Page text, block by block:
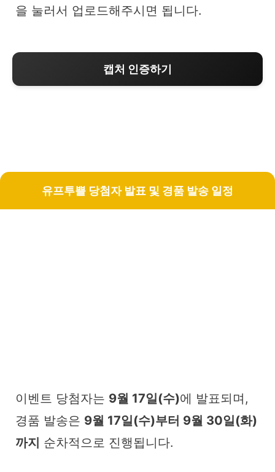
을 눌러서 업로드해주시면 됩니다.
캡처 인증하기
유프투쁠 당첨자 발표 및 경품 발송 일정
이벤트 당첨자는 9월 17일(수)에 발표되며,
경품 발송은 9월 17일(수)부터 9월 30일(화)
까지 순차적으로 진행됩니다.